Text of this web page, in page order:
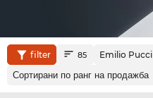
filter 85 Emilio Pucci